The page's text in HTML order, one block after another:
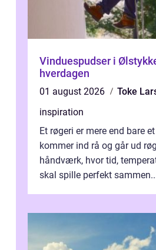
Vinduespudser i
hverdagen
01 august 2026
Toke
inspiration
Et røgeri er mere end bare
kommer ind rå og går ud
håndværk, hvor tid,
skal spille perfekt